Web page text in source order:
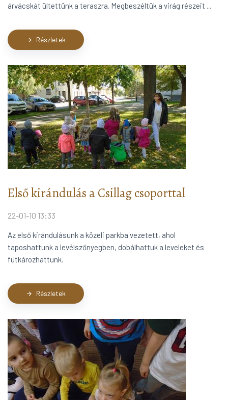
árvácskát ültettünk a teraszra. Megbeszéltük a virág részeit ...
arrow_forward Részletek
Első kirándulás a Csillag csoporttal
22-01-10 13:33
Az első kirándulásunk a közeli parkba vezetett, ahol
taposhattunk a levélszőnyegben, dobálhattuk a leveleket és
futkározhattunk.
arrow_forward Részletek